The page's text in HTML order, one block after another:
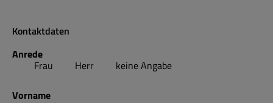
Kontaktdaten
Anrede
Frau Herr keine Angabe
Vorname